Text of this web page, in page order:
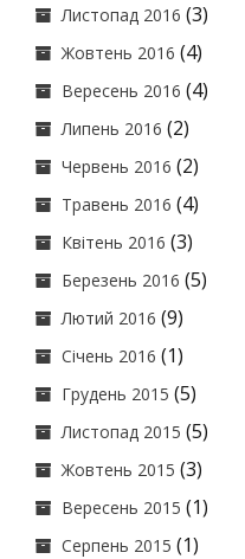
Листопад 2016 (3)
Жовтень 2016 (4)
Вересень 2016 (4)
Липень 2016 (2)
Червень 2016 (2)
Травень 2016 (4)
Квітень 2016 (3)
Березень 2016 (5)
Лютий 2016 (9)
Січень 2016 (1)
Грудень 2015 (5)
Листопад 2015 (5)
Жовтень 2015 (3)
Вересень 2015 (1)
Серпень 2015 (1)